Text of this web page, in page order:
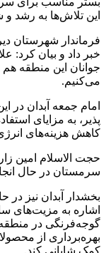
این تلاش‌ها به رشد
فرماندار شهرستان
خبر داد و بیان کرد:
جوانان این منطقه
می‌کنیم.
امام جمعه آبدان در
پذیر، به مزایای
کاهش هزینه‌های
حجت الاسلام امین
سرمستان در حال
بخشدار آبدان نیز در
اشاره به مزیت‌های
گوجه‌فرنگی در
بهره‌برداری از
کمک شایانی کند.